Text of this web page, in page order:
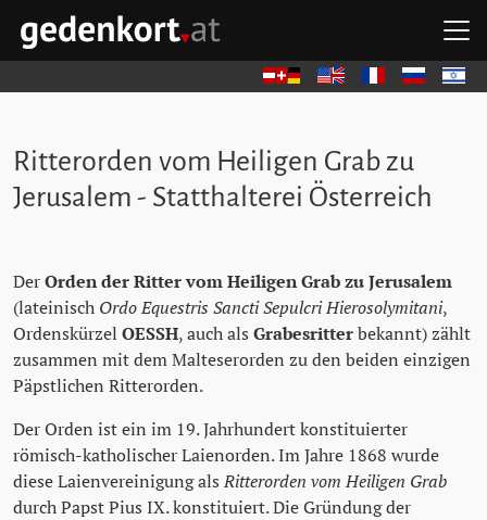
Zum Hauptinhalt springen
Zum Hauptmenü springen
Zu den Quicklinks springen
GEDENKORT - STARTSEITE
DeutschEnglish FrançaisРусский
עברית
Ritterorden vom Heiligen Grab zu
Jerusalem - Statthalterei Österreich
DerOrden der Ritter vom Heiligen Grab zu Jerusalem
(lateinisch Ordo Equestris Sancti Sepulcri Hierosolymitani,
Ordenskürzel OESSH, auch als Grabesritterbekannt) zählt
zusammen mit dem Malteserorden zu den beiden einzigen
Päpstlichen Ritterorden.
Der Orden ist ein im 19. Jahrhundert konstituierter
römisch-katholischer Laienorden. Im Jahre 1868 wurde
diese Laienvereinigung alsRitterorden vom Heiligen Grab
durch Papst Pius IX. konstituiert. Die Gründung der